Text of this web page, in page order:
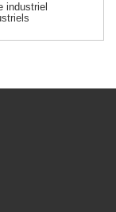
industriel